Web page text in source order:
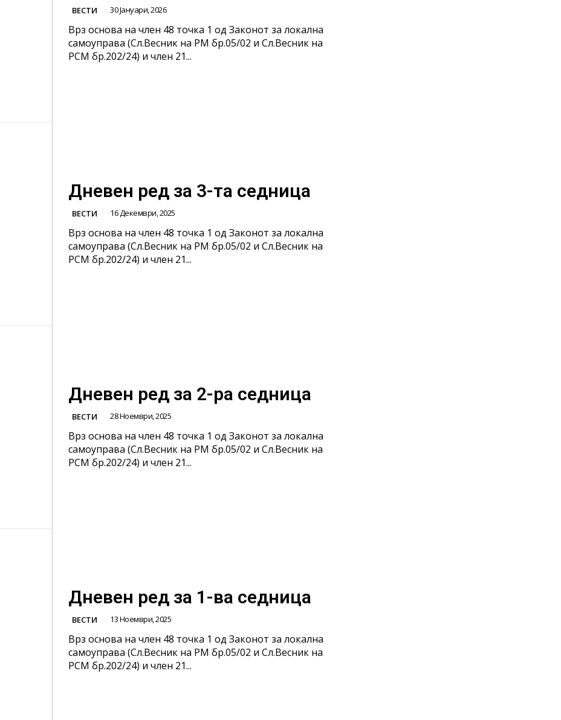
ВЕСТИ 30 Јануари, 2026
Врз основа на член 48 точка 1 од Законот за локална
самоуправа (Сл.Весник на РМ бр.05/02 и Сл.Весник на
РСМ бр.202/24) и член 21...
Дневен ред за 3-та седница
ВЕСТИ 16 Декември, 2025
Врз основа на член 48 точка 1 од Законот за локална
самоуправа (Сл.Весник на РМ бр.05/02 и Сл.Весник на
РСМ бр.202/24) и член 21...
Дневен ред за 2-ра седница
ВЕСТИ 28 Ноември, 2025
Врз основа на член 48 точка 1 од Законот за локална
самоуправа (Сл.Весник на РМ бр.05/02 и Сл.Весник на
РСМ бр.202/24) и член 21...
Дневен ред за 1-ва седница
ВЕСТИ 13 Ноември, 2025
Врз основа на член 48 точка 1 од Законот за локална
самоуправа (Сл.Весник на РМ бр.05/02 и Сл.Весник на
РСМ бр.202/24) и член 21...